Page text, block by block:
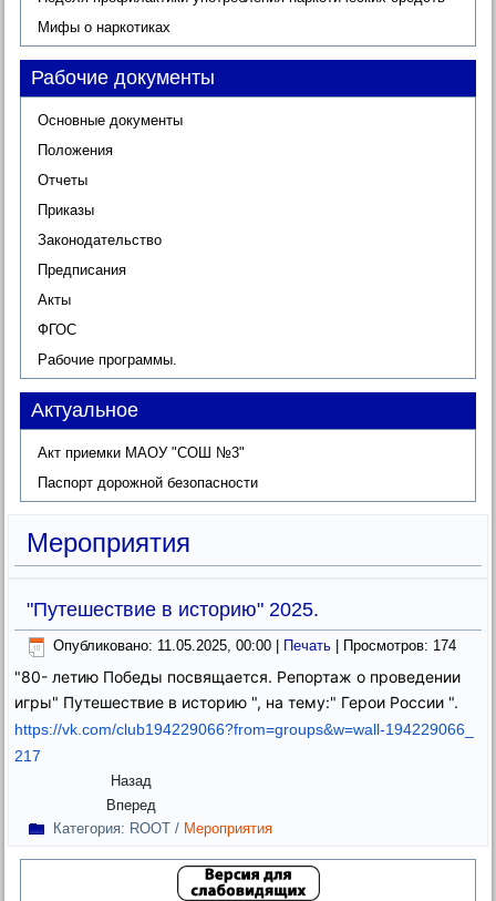
Мифы о наркотиках
Рабочие документы
Основные документы
Положения
Отчеты
Приказы
Законодательство
Предписания
Акты
ФГОС
Рабочие программы.
Актуальное
Акт приемки МАОУ "СОШ №3"
Паспорт дорожной безопасности
Мероприятия
"Путешествие в историю" 2025.
Опубликовано: 11.05.2025, 00:00 Печать | Просмотров: 174
"80- летию Победы посвящается. Репортаж о проведении
игры" Путешествие в историю ", на тему:" Герои России ".
https://vk.com/club194229066?from=groups&w=wall-194229066_
217
Назад
Вперед
Категория: ROOT / Мероприятия